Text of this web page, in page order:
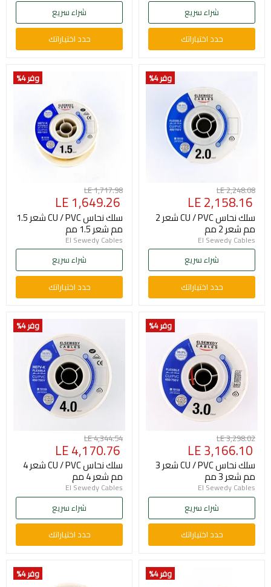
شراء سريع
حدد اختياراتك
شراء سريع
حدد اختياراتك
وفر 4 %
السعر
الأصلي
LE 2,248.08
السعر
الحالي
LE 2,158.16
سلك نحاس CU / PVC شعر 2
مم شعر 2 مم
El Sewedy Cables
شراء سريع
حدد اختياراتك
وفر 4 %
السعر
الأصلي
LE 1,717.98
السعر
الحالي
LE 1,649.26
سلك نحاس CU / PVC شعر 1.5
مم شعر 1.5 مم
El Sewedy Cables
شراء سريع
حدد اختياراتك
وفر 4 %
السعر
الأصلي
LE 3,298.02
السعر
الحالي
LE 3,166.10
سلك نحاس CU / PVC شعر 3
مم شعر 3 مم
El Sewedy Cables
شراء سريع
حدد اختياراتك
وفر 4 %
السعر
الأصلي
LE 4,344.54
السعر
الحالي
LE 4,170.76
سلك نحاس CU / PVC شعر 4
مم شعر 4 مم
El Sewedy Cables
شراء سريع
حدد اختياراتك
وفر 4 % وفر 4 %